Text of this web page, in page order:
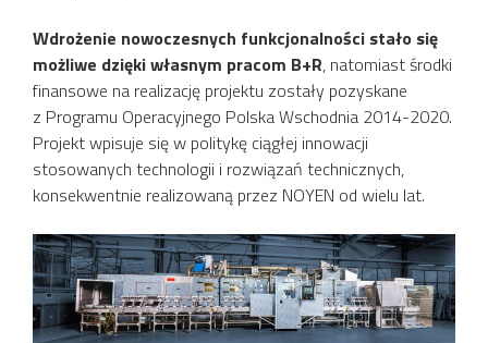
Wdrożenie nowoczesnych funkcjonalności stało się
możliwe dzięki własnym pracom B+R, natomiast środki
finansowe na realizację projektu zostały pozyskane
z Programu Operacyjnego Polska Wschodnia 2014-2020.
Projekt wpisuje się w politykę ciągłej innowacji
stosowanych technologii i rozwiązań technicznych,
konsekwentnie realizowaną przez NOYEN od wielu lat.